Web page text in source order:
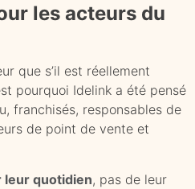
les acteurs du
que s’il est réellement
pourquoi Idelink a été pensé
franchisés, responsables de
de point de vente et
leur quotidien, pas de leur